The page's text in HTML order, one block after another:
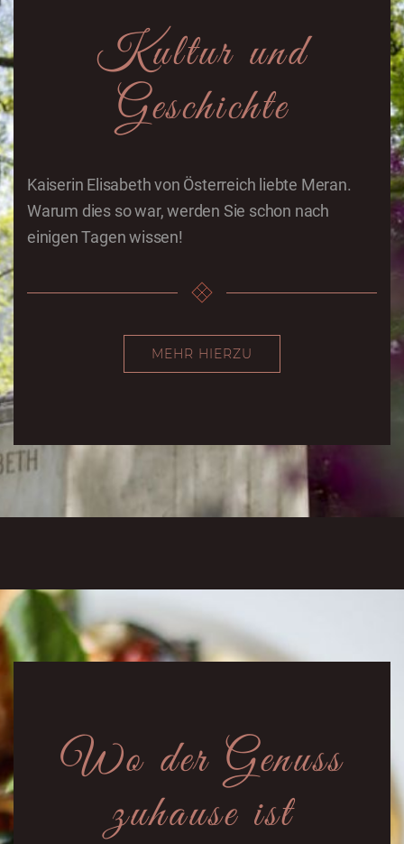
Kultur und
Geschichte
Kaiserin Elisabeth von Österreich liebte Meran.
Warum dies so war, werden Sie schon nach
einigen Tagen wissen!
MEHR HIERZU
Wo der Genuss
zuhause ist